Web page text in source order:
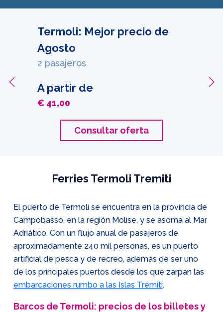
Termoli: Mejor precio de
Agosto
2 pasajeros
A partir de
€ 41,00
Consultar oferta
Ferries Termoli Tremiti
El puerto de Termoli se encuentra en la provincia de
Campobasso, en la región Molise, y se asoma al Mar
Adriático. Con un flujo anual de pasajeros de
aproximadamente 240 mil personas, es un puerto
artificial de pesca y de recreo, además de ser uno
de los principales puertos desde los que zarpan las
embarcaciones rumbo a las Islas Trémiti.
Barcos de Termoli: precios de los billetes y